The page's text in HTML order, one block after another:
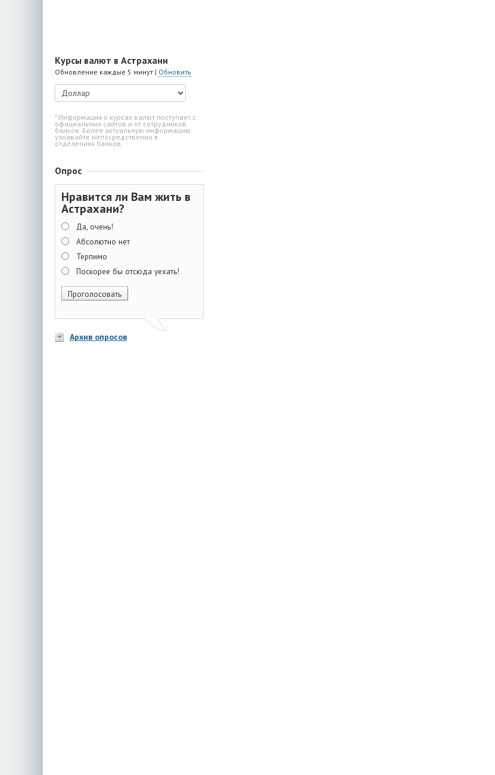
Курсы валют в Астрахани
Обновление каждые 5 минут | Обновить
* Информация о курсах валют поступает с
официальных сайтов и от сотрудников
банков. Более актуальную информацию
узнавайте непосредственно в
отделениях банков.
Опрос
Нравится ли Вам жить в
Астрахани?
Да, очень!
Абсолютно нет
Терпимо
Поскорее бы отсюда уехать!
Архив опросов